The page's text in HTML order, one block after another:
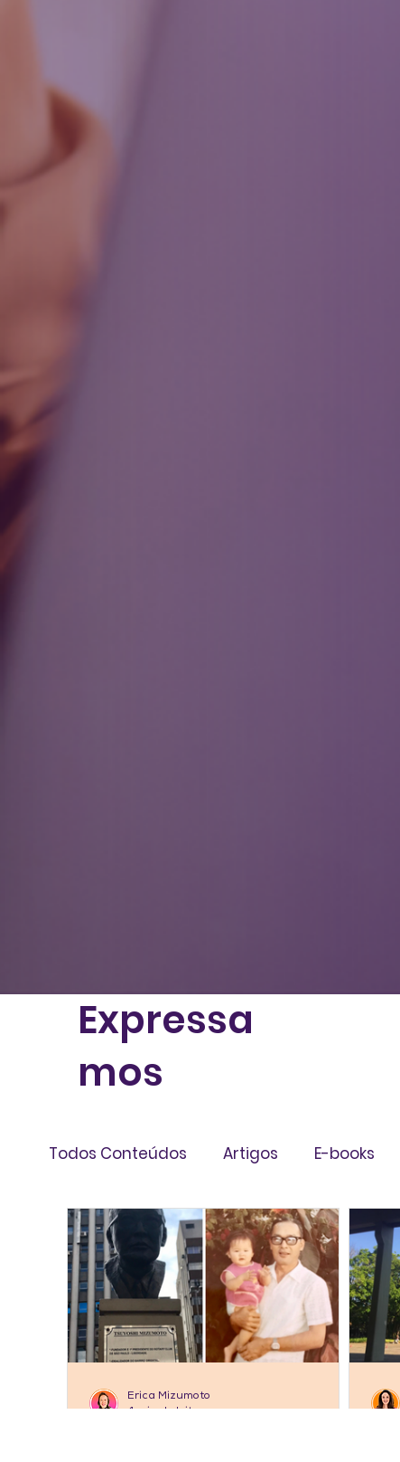
Todos Conteúdos Artigos E-books
Livros Infográficos
Erica Mizumoto
4 min de leitura
Expressa
mos